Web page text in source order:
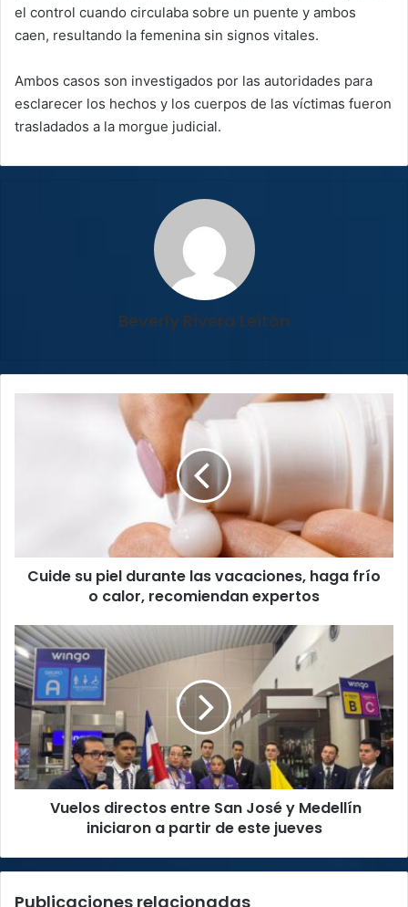
el control cuando circulaba sobre un puente y ambos
caen, resultando la femenina sin signos vitales.
Ambos casos son investigados por las autoridades para
esclarecer los hechos y los cuerpos de las víctimas fueron
trasladados a la morgue judicial.
Beverly Rivera Leitón
o
calor,
Cuide su piel durante las vacaciones, haga frío
o calor, recomiendan expertos
Vuelos
directos
entre
San
José
Medellín
iniciaron
a
Vuelos directos entre San José y Medellín
iniciaron a partir de este jueves
Publicaciones relacionadas